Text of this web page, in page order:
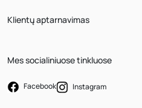
Klientų aptarnavimas
Mes socialiniuose tinkluose
Facebook Instagram